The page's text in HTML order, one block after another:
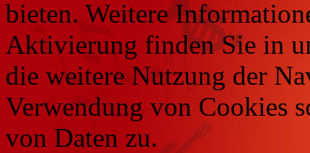
bieten. Weitere
Aktivierung finden Sie in
die weitere Nutzung der
Verwendung von Cookies
von Daten zu.